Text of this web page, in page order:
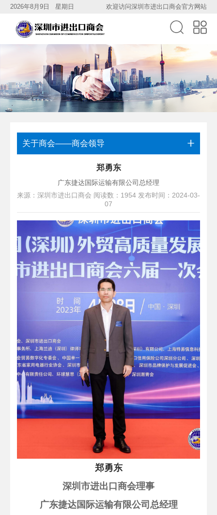
2026年8月9日 星期日 欢迎访问深圳市进出口商会官方网站
关于商会——商会领导
​郑勇东
广东捷达国际运输有限公司总经理
来源：深圳市进出口商会 阅读数：1954 发布时间：2024-03-
07
郑勇东
深圳市进出口商会理事
广东捷达国际运输有限公司 总经理